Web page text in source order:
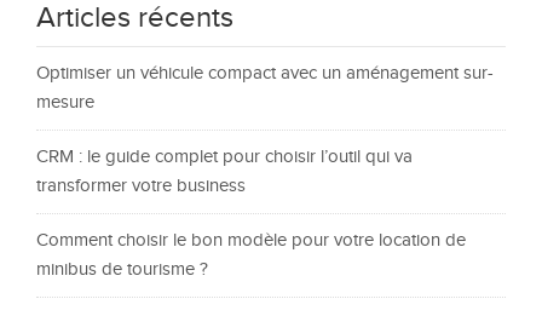
Articles récents
Optimiser un véhicule compact avec un aménagement sur-
mesure
CRM : le guide complet pour choisir l’outil qui va
transformer votre business
Comment choisir le bon modèle pour votre location de
minibus de tourisme ?